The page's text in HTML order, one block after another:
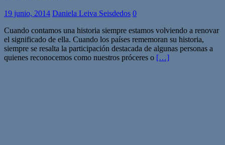
19 junio, 2014 Daniela Leiva Seisdedos 0
Cuando contamos una historia siempre estamos volviendo a renovar
el significado de ella. Cuando los países rememoran su historia,
siempre se resalta la participación destacada de algunas personas a
quienes reconocemos como nuestros próceres o […]